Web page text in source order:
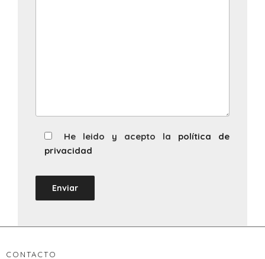
He leido y acepto la política de
privacidad
CONTACTO